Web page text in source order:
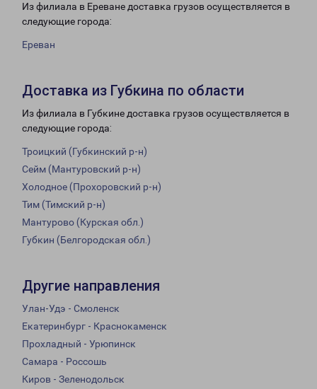
Из филиала в Ереване доставка грузов осуществляется в
следующие города:
Ереван
Доставка из Губкина по области
Из филиала в Губкине доставка грузов осуществляется в
следующие города:
Троицкий (Губкинский р-н)
Сейм (Мантуровский р-н)
Холодное (Прохоровский р-н)
Тим (Тимский р-н)
Мантурово (Курская обл.)
Губкин (Белгородская обл.)
Другие направления
Улан-Удэ - Смоленск
Екатеринбург - Краснокаменск
Прохладный - Урюпинск
Самара - Россошь
Киров - Зеленодольск